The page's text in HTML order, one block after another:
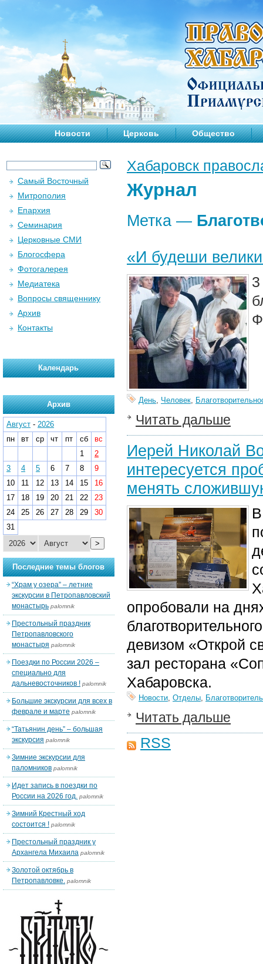
Новости Церковь Общество
Хабаровск
Журнал
Метка —
«И будеши
3
День, Человек,
Читать дальше
Иерей Николай
интересуется
менять
опробовали на
девизом «Открой
зал ресторана
Хабаровска.
Новости, Отделы,
Читать дальше
RSS
Самый Восточный
Митрополия
Епархия
Семинария
Церковные СМИ
Блогосфера
Фотогалерея
Медиатека
Вопросы священнику
Архив
Контакты
Календарь
Архив
Август - 2026
пн
вт ср чт пт сб
вс
1
2
3
4 5 6 7 8
9
10
11 12 13 14 15
16
17
18 19 20 21 22
23
24
25 26 27 28 29
30
31
>
Последние темы блогов
“Храм у озера” – летние
экскурсии в Петропавловский
монастырь palomnik
Престольный праздник
Петропавловского
монастыря palomnik
Поездки по России 2026 –
специально для
дальневосточников ! palomnik
Большие экскурсии для всех в
феврале и марте palomnik
“Татьянин день” – большая
экскурсия palomnik
Зимние экскурсии для
паломников palomnik
Идет запись в поездки по
России на 2026 год. palomnik
Зимний Крестный ход
состоится ! palomnik
Престольный праздник у
Архангела Михаила palomnik
Золотой октябрь в
Петропавловке. palomnik